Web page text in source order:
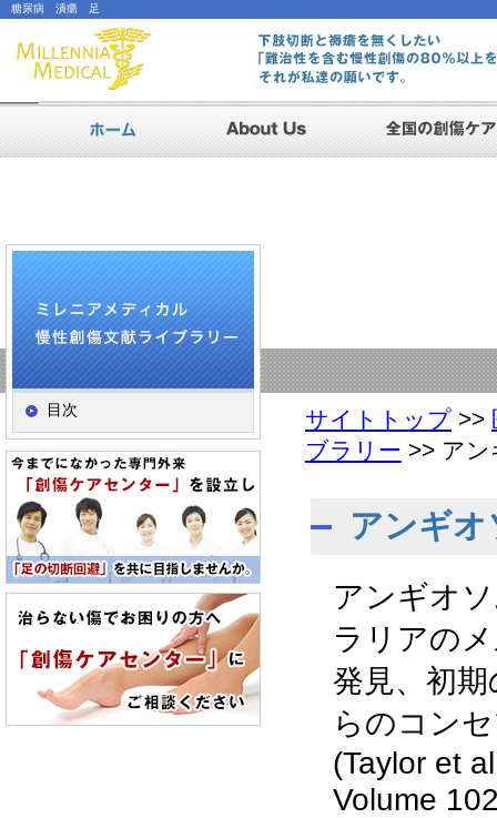
糖尿病 潰瘍 足
ホーム AboutUs
|メインビジュアル
目次 サイトトップ >>
ブラリー >> ア
アンギ
アンギオ
ラリアの
発見、初
らのコン
(Taylor et
Volume